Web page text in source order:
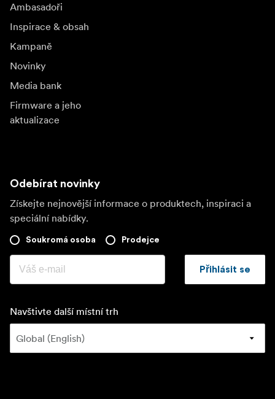
Ambasadoři
Inspirace & obsah
Kampaně
Novinky
Media bank
Firmware a jeho
aktualizace
Odebírat novinky
Získejte nejnovější informace o produktech, inspiraci a
speciální nabídky.
Soukromá osoba Prodejce
Přihlásit se
Navštivte další místní trh